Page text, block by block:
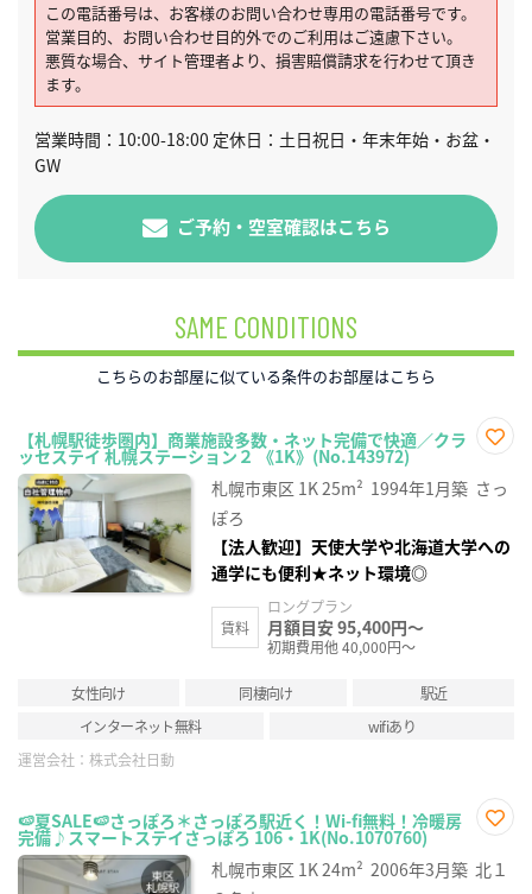
この電話番号は、お客様のお問い合わせ専用の電話番号です。
営業目的、お問い合わせ目的外でのご利用はご遠慮下さい。
悪質な場合、サイト管理者より、損害賠償請求を行わせて頂き
ます。
営業時間：10:00-18:00 定休日：土日祝日・年末年始・お盆・
GW
ご予約・空室確認はこちら
SAME CONDITIONS
こちらのお部屋に似ている条件のお部屋はこちら
【札幌駅徒歩圏内】商業施設多数・ネット完備で快適／クラ
ッセステイ 札幌ステーション２ 《1K》(No.143972)
に入
り登
札幌市東区 1K25m² 1994年1月築 さっ
ぽろ
【法人歓迎】天使大学や北海道大学への
通学にも便利★ネット環境◎
賃料
ロングプラン
月額目安 95,400円～
初期費用他 40,000円～
女性向け 同棲向け
駅近
インターネット無料
wifiあり
運営会社： 株式会社日動
🍉夏SALE🍉さっぽろ＊さっぽろ駅近く！Wi-fi無料！冷暖房
完備♪スマートステイさっぽろ 106・1K(No.1070760)
に入
り登
札幌市東区 1K24m² 2006年3月築 北１